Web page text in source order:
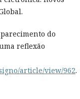
do
reflexão
article/view/962.